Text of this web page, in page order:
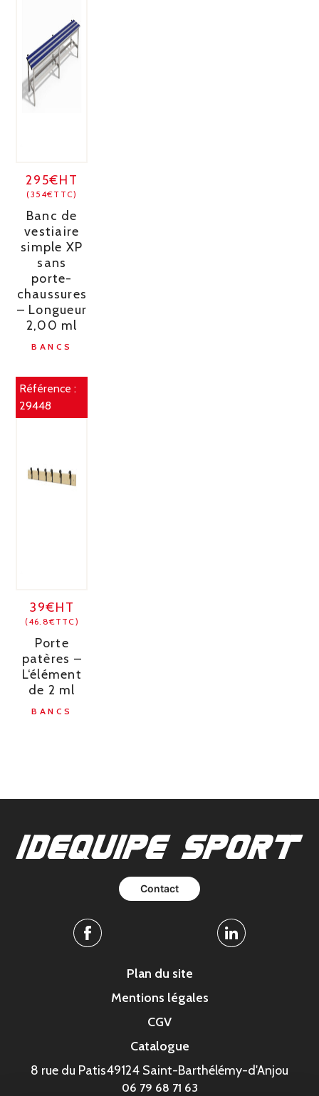
295€HT
(354€TTC)
Banc de
vestiaire
simple XP
sans
porte-
chaussures
– Longueur
2,00 ml
BANCS
Référence :
29448
39€HT
(46.8€TTC)
Porte
patères –
L‘élément
de 2 ml
BANCS
Contact
Facebook Linkedin
Plan du site
Mentions légales
CGV
Catalogue
8 rue du Patis49124 Saint-Barthélémy-d'Anjou
06 79 68 71 63